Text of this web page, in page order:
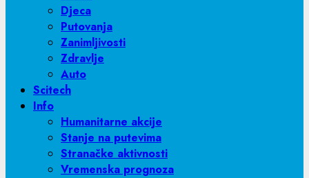
Djeca
Putovanja
Zanimljivosti
Zdravlje
Auto
Scitech
Info
Humanitarne akcije
Stanje na putevima
Stranačke aktivnosti
Vremenska prognoza